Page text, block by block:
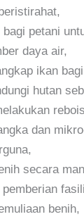
petani
daya air,
ikan bagi
hutan
dan
secara
benih,